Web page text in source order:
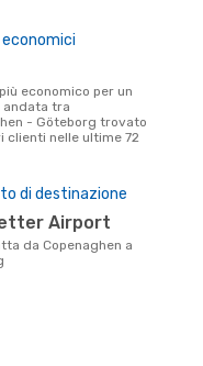
economici
andata tra
- Göteborg trovato
clienti nelle ultime 72
di destinazione
Airport